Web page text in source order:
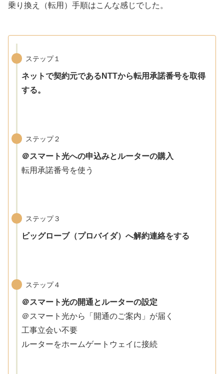
乗り換え（転用）手順はこんな感じでした。
ステップ１
ネットで契約元であるNTTから転用承諾番号を取得
する。
ステップ２
＠スマート光への申込みとルーターの購入
転用承諾番号を使う
ステップ３
ビッグローブ（プロバイダ）へ解約連絡をする
ステップ４
＠スマート光の開通とルーターの設定
＠スマート光から「開通のご案内」が届く
工事立会い不要
ルーターをホームゲートウェイに接続